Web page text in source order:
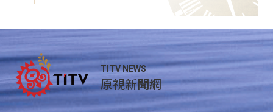
TITV NEWS
原視新聞網